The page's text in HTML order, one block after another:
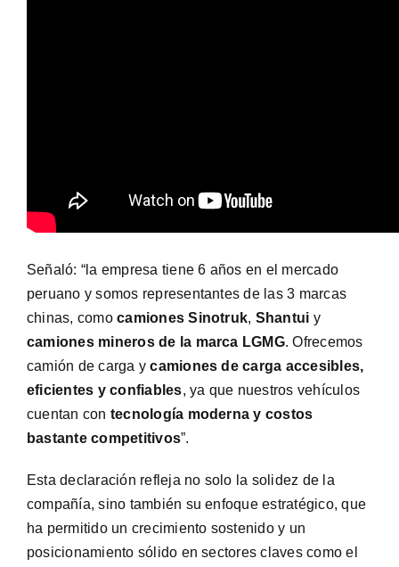
Señaló: “la empresa tiene 6 años en el mercado
peruano y somos representantes de las 3 marcas
chinas, comocamiones Sinotruk, Shantui y
camiones mineros de la marca LGMG. Ofrecemos
camión de carga ycamiones de carga accesibles,
eficientes y confiables, ya que nuestros vehículos
cuentan con tecnología moderna y costos
bastante competitivos”.
Esta declaración refleja no solo la solidez de la
compañía, sino también su enfoque estratégico, que
ha permitido un crecimiento sostenido y un
posicionamiento sólido en sectores claves como el